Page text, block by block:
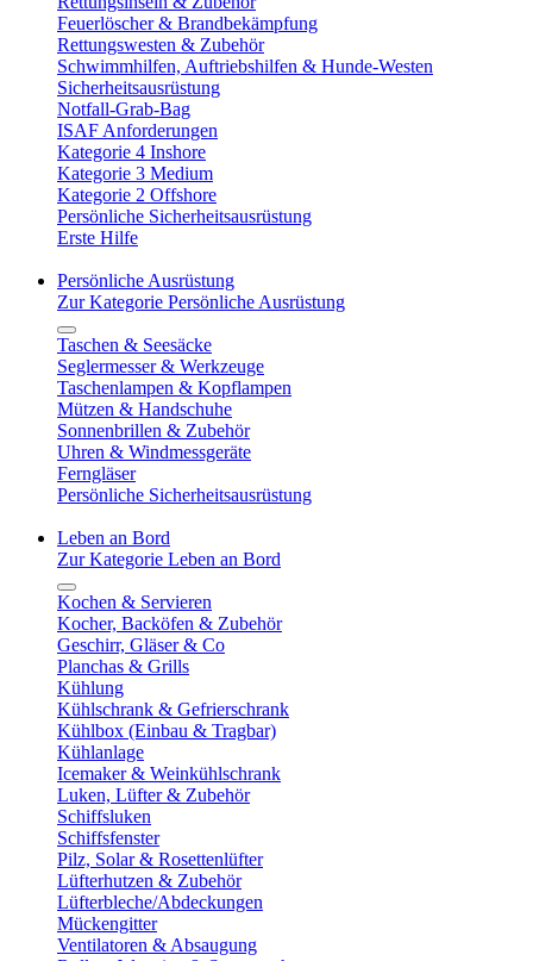
Feuerlöscher & Brandbekämpfung
Rettungswesten & Zubehör
Schwimmhilfen, Auftriebshilfen & Hunde-Westen
Sicherheitsausrüstung
Notfall-Grab-Bag
ISAF Anforderungen
Kategorie 4 Inshore
Kategorie 3 Medium
Kategorie 2 Offshore
Persönliche Sicherheitsausrüstung
Erste Hilfe
Persönliche Ausrüstung
Zur Kategorie Persönliche Ausrüstung
Taschen & Seesäcke
Seglermesser & Werkzeuge
Taschenlampen & Kopflampen
Mützen & Handschuhe
Sonnenbrillen & Zubehör
Uhren & Windmessgeräte
Ferngläser
Persönliche Sicherheitsausrüstung
Leben an Bord
Zur Kategorie Leben an Bord
Kochen & Servieren
Kocher, Backöfen & Zubehör
Geschirr, Gläser & Co
Planchas & Grills
Kühlung
Kühlschrank & Gefrierschrank
Kühlbox (Einbau & Tragbar)
Kühlanlage
Icemaker & Weinkühlschrank
Luken, Lüfter & Zubehör
Schiffsluken
Schiffsfenster
Pilz, Solar & Rosettenlüfter
Lüfterhutzen & Zubehör
Lüfterbleche/Abdeckungen
Mückengitter
Ventilatoren & Absaugung